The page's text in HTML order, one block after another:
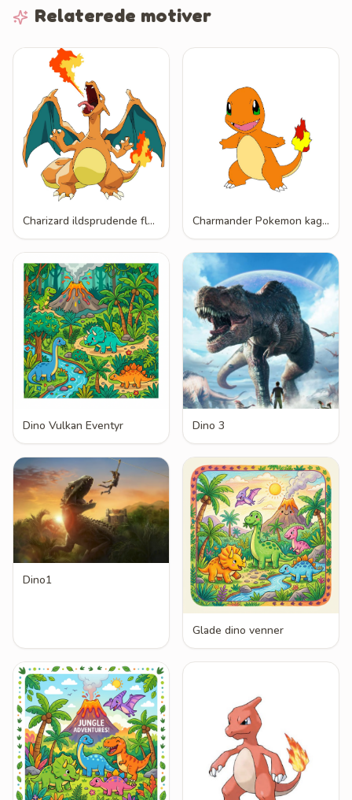
Relaterede motiver
Charizard ildsprudende flamme Charmander Pokemon kageprint
Dino Vulkan Eventyr Dino 3
Dino1
Glade dino venner